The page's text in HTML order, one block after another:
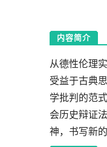
内容简介
从德性伦理
受益于古典
学批判的范
会历史辩证
神，书写新